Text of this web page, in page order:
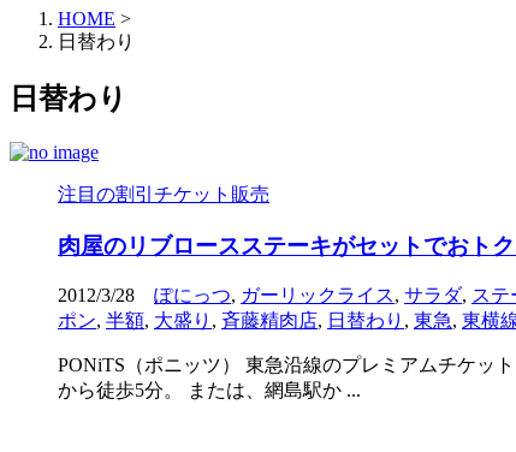
HOME >
日替わり
日替わり
注目の割引チケット販売
肉屋のリブロースステーキがセットでおト
2012/3/28 ぽにっつ, ガーリックライス, サラダ, ステ
ポン, 半額, 大盛り , 斉藤精肉店, 日替わり , 東急, 東横
PONiTS（ポニッツ） 東急沿線のプレミアムチケッ
から徒歩5分。 または、網島駅か ...